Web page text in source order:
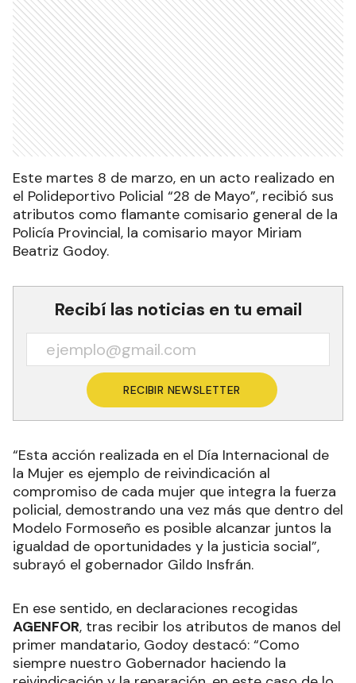
Este martes 8 de marzo, en un acto realizado en
el Polideportivo Policial “28 de Mayo”, recibió sus
atributos como flamante comisario general de la
Policía Provincial, la comisario mayor Miriam
Beatriz Godoy.
Recibí las noticias en tu email
RECIBIR NEWSLETTER
“Esta acción realizada en el Día Internacional de
la Mujer es ejemplo de reivindicación al
compromiso de cada mujer que integra la fuerza
policial, demostrando una vez más que dentro del
Modelo Formoseño es posible alcanzar juntos la
igualdad de oportunidades y la justicia social”,
subrayó el gobernador Gildo Insfrán.
En ese sentido, en declaraciones recogidas
AGENFOR, tras recibir los atributos de manos del
primer mandatario, Godoy destacó: “Como
siempre nuestro Gobernador haciendo la